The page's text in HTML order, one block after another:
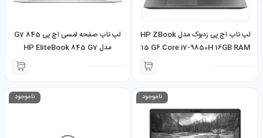
لپ تاپ اچ پی زدبوک مدل HP ZBook
15 G6 Core i7-9850H 16GB RAM
512GB SSD 4GB NVIDIA Quadro
لپ تاپ صفحه لمسی اچ پی 845 G7
مدل HP EliteBook 845 G7
Ryzen5 Pro 4650U 8GB 256GB
ناموجود ناموجود